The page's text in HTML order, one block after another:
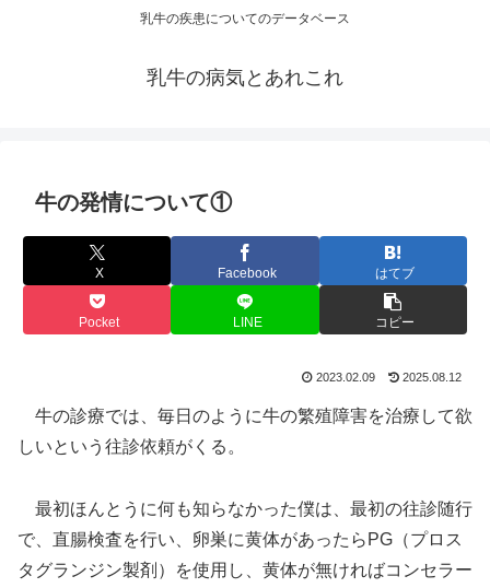
乳牛の疾患についてのデータベース
乳牛の病気とあれこれ
牛の発情について①
X Facebook はてブ
Pocket LINE コピー
2023.02.09 2025.08.12
牛の診療では、毎日のように牛の繁殖障害を治療して欲
しいという往診依頼がくる。
最初ほんとうに何も知らなかった僕は、最初の往診随行
で、直腸検査を行い、卵巣に黄体があったらPG（プロス
タグランジン製剤）を使用し、黄体が無ければコンセラー